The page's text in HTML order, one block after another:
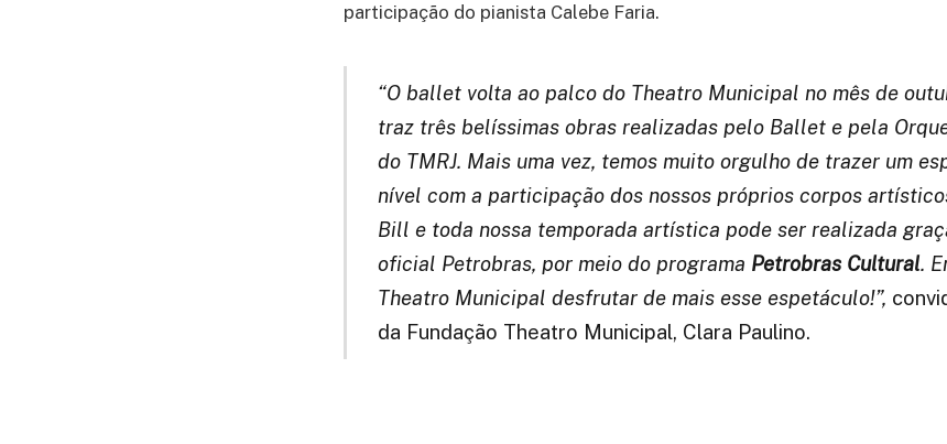
participação do pianista Calebe Faria.
“O ballet volta ao palco do Theatro Municipal no mês de
traz três belíssimas obras realizadas pelo Ballet e pela
do TMRJ. Mais uma vez, temos muito orgulho de trazer um
nível com a participação dos nossos próprios corpos
Bill e toda nossa temporada artística pode ser realizada
oficial Petrobras, por meio do programa Petrobras Cultural.
Theatro Municipal desfrutar de mais esse espetáculo!”,
da Fundação Theatro Municipal, Clara Paulino.